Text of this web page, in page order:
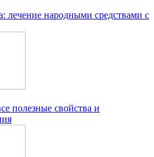
лечение народными средствами с
полезные свойства и